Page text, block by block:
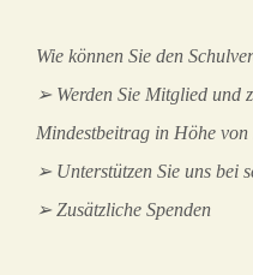
Wie können Sie den
➢ Werden Sie Mitglied und
Mindestbeitrag in Höhe
➢ Unterstützen Sie uns bei
➢ Zusätzliche Spenden